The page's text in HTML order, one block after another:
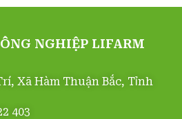
NGHIỆP LIFARM
Xã Hàm Thuận Bắc, Tỉnh
403